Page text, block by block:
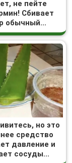
не пейте
Сбивает
обычный...
но это
средство
давление и
сосуды...